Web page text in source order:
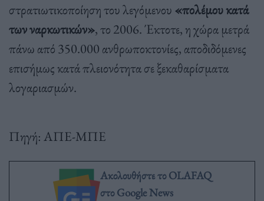
στρατιωτικοποίηση του λεγόμενου «πολέμου κατά
των ναρκωτικών», το 2006. Έκτοτε, η χώρα μετρά
πάνω από 350.000 ανθρωποκτονίες, αποδιδόμενες
επισήμως κατά πλειονότητα σε ξεκαθαρίσματα
λογαριασμών.
Πηγή: ΑΠΕ-ΜΠΕ
Ακολουθήστε το OLAFAQ
στο Google News